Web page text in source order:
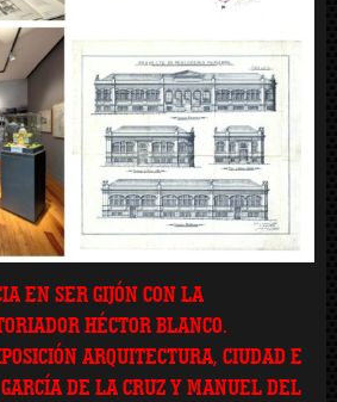
EN SER GIJÓN CON LA
HÉCTOR BLANCO.
ARQUITECTURA, CIUDAD E
DE LA CRUZ Y MANUEL DEL